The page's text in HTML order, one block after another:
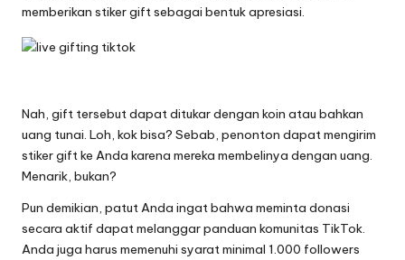
memberikan stiker gift sebagai bentuk apresiasi.
Nah, gift tersebut dapat ditukar dengan koin atau bahkan
uang tunai. Loh, kok bisa? Sebab, penonton dapat mengirim
stiker gift ke Anda karena mereka membelinya dengan uang.
Menarik, bukan?
Pun demikian, patut Anda ingat bahwa meminta donasi
secara aktif dapat melanggar panduan komunitas TikTok.
Anda juga harus memenuhi syarat minimal 1.000 followers